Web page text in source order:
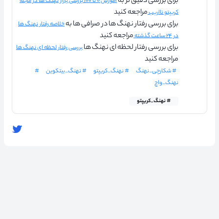
کریپتو نااریبمراجعه کنید
برای بررسی رفتار نهنگ ها در صرافی ها بهخلاصه رفتار نهنگ ها
در ۲۴ ساعت گذشته
مراجعه کنید
برای بررسی رفتار لحظه ای نهنگ هابررسی رفتار لحظه ای نهنگ ها
مراجعه کنید
# شکارچی_نهنگ # نهنگ_کریپتو # نهنگ_بیتکوین
#
نهنگ_واچ
# نهنگ_کریپتو